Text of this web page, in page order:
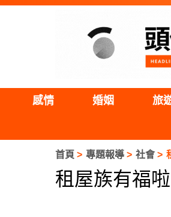
感情 婚姻 旅
首頁 專題報導 社會
租屋族有福